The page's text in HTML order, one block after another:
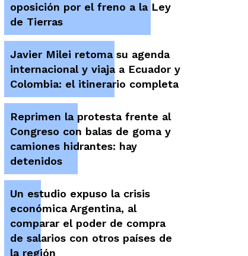
oposición por el freno a la Ley
de Tierras
Javier Milei retoma su agenda
internacional y viaja a Ecuador y
Colombia: el itinerario completa
Reprimen la protesta frente al
Congreso con balas de goma y
camiones hidrantes: hay
detenidos
Un estudio expuso la crisis
económica Argentina, al
comparar el poder de compra
de salarios con otros países de
la región